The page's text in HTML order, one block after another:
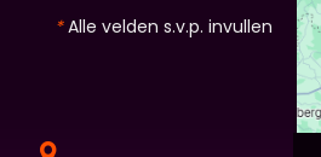
*Alle velden s.v.p. invullen